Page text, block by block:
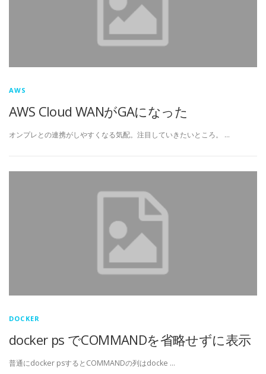
AWS
AWS Cloud WANがGAになった
オンプレとの連携がしやすくなる気配。注目していきたいところ。 …
DOCKER
docker ps でCOMMANDを省略せずに表示
普通にdocker psするとCOMMANDの列はdocke …